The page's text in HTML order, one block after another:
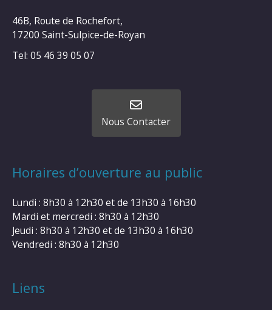
46B, Route de Rochefort,
17200 Saint-Sulpice-de-Royan
Tel: 05 46 39 05 07
Nous Contacter
Horaires d’ouverture au public
Lundi : 8h30 à 12h30 et de 13h30 à 16h30
Mardi et mercredi : 8h30 à 12h30
Jeudi : 8h30 à 12h30 et de 13h30 à 16h30
Vendredi : 8h30 à 12h30
Liens